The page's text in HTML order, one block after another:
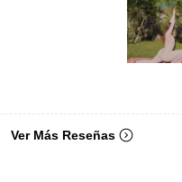
Ver Más Reseñas